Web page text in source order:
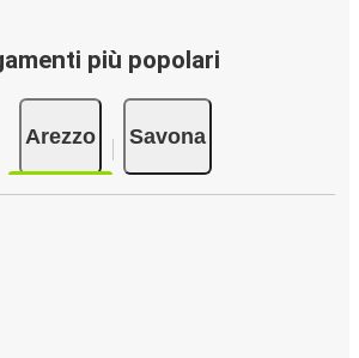
più popolari
Arezzo Savona